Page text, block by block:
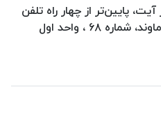
پایین‌تر از چهار راه تلفن
۶۸ ، واحد اول